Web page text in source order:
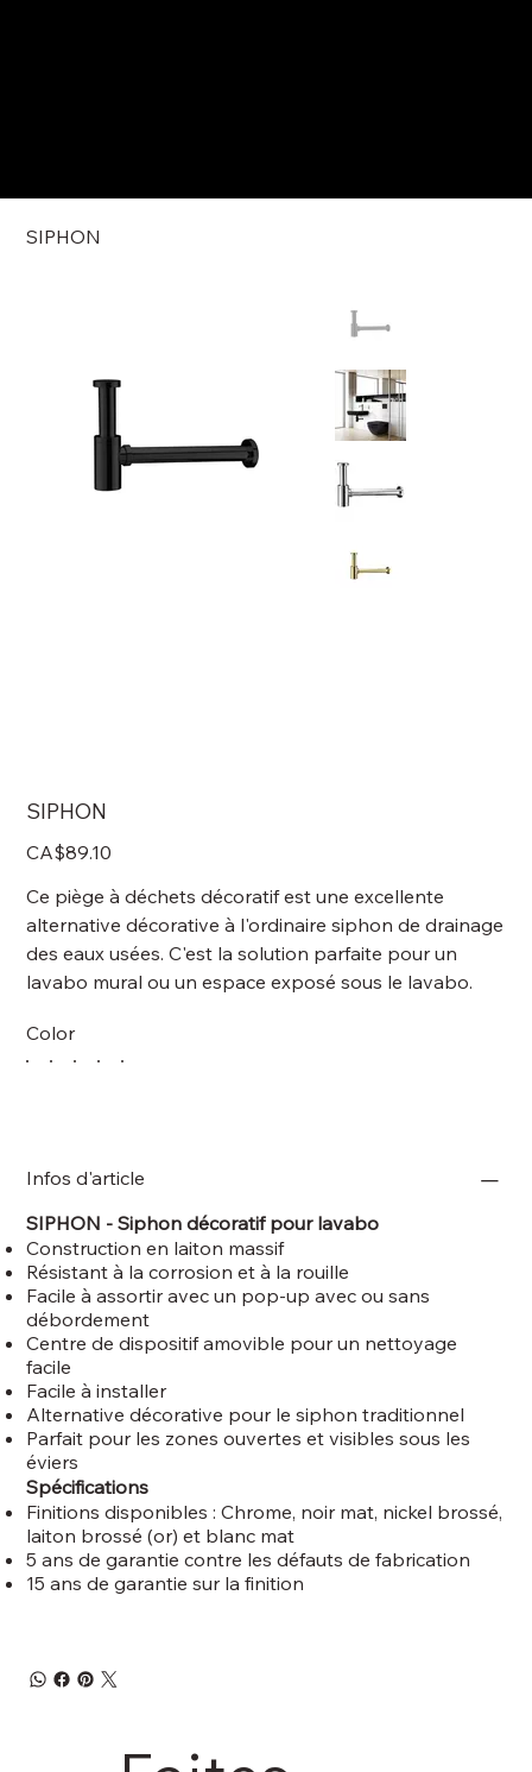
SIPHON
SIPHON
Price
CA$89.10
Ce piège à déchets décoratif est une excellente
alternative décorative à l'ordinaire siphon de drainage
des eaux usées. C'est la solution parfaite pour un
lavabo mural ou un espace exposé sous le lavabo.
Color
Infos d'article
SIPHON - Siphon décoratif pour lavabo
Construction en laiton massif
Résistant à la corrosion et à la rouille
Facile à assortir avec un pop-up avec ou sans
débordement
Centre de dispositif amovible pour un nettoyage
facile
Facile à installer
Alternative décorative pour le siphon traditionnel
Parfait pour les zones ouvertes et visibles sous les
éviers
Spécifications
Finitions disponibles : Chrome, noir mat, nickel brossé,
laiton brossé (or) et blanc mat
5 ans de garantie contre les défauts de fabrication
15 ans de garantie sur la finition